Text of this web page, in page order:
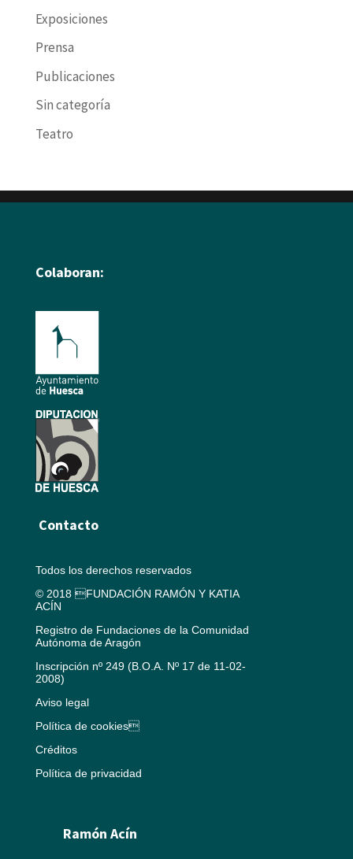
Exposiciones
Prensa
Publicaciones
Sin categoría
Teatro
Colaboran:
Contacto
Todos los derechos reservados
© 2018 FUNDACIÓN RAMÓN Y KATIA
ACÍN
Registro de Fundaciones de la Comunidad
Autónoma de Aragón
Inscripción nº 249 (B.O.A. Nº 17 de 11-02-
2008)
Aviso legal
Política de cookies
Créditos
Política de privacidad
Ramón Acín